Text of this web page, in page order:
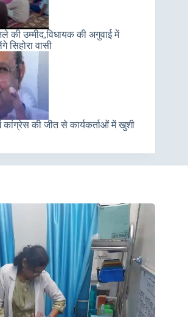
की उम्मीद,विधायक की अगुवाई में
सिहोरा वासी
कांग्रेस की जीत से कार्यकर्ताओं में खुशी